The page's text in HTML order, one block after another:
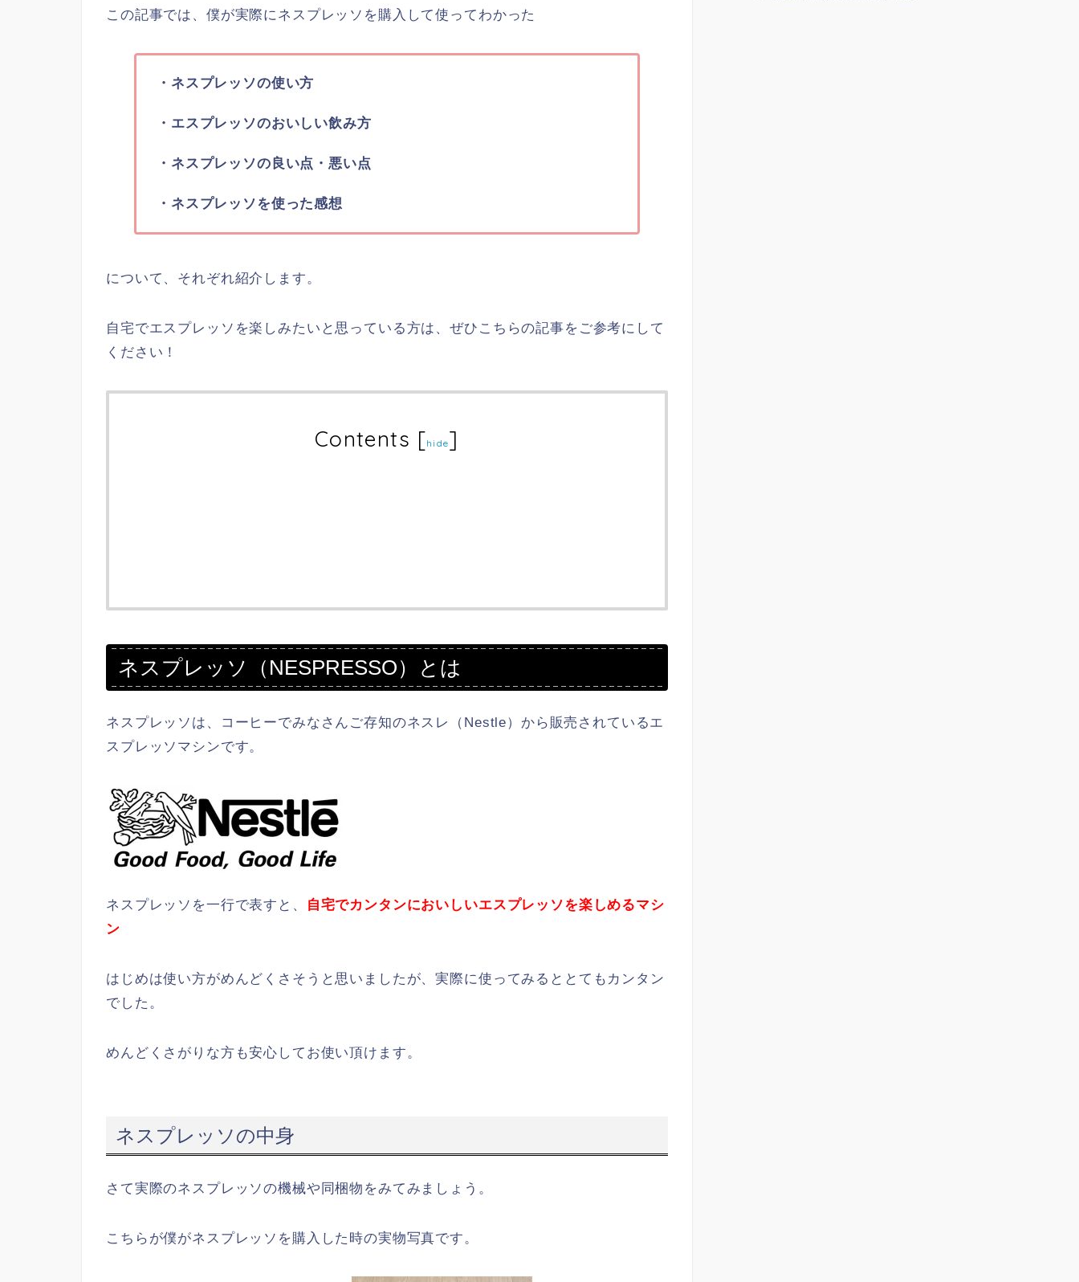
この記事では、僕が実際にネスプレッソを購入して使ってわかった
・ネスプレッソの使い方
・エスプレッソのおいしい飲み方
・ネスプレッソの良い点・悪い点
・ネスプレッソを使った感想
について、それぞれ紹介します。
自宅でエスプレッソを楽しみたいと思っている方は、ぜひこちらの記事をご参考にして
ください！
Contents [hide]
ネスプレッソ（NESPRESSO）とは
ネスプレッソは、コーヒーでみなさんご存知のネスレ（Nestle）から販売されているエ
スプレッソマシンです。
ネスプレッソを一行で表すと、
自宅でカンタンにおいしいエスプレッソを楽しめるマシ
ン
はじめは使い方がめんどくさそうと思いましたが、実際に使ってみるととてもカンタン
でした。
めんどくさがりな方も安心してお使い頂けます。
ネスプレッソの中身
さて実際のネスプレッソの機械や同梱物をみてみましょう。
こちらが僕がネスプレッソを購入した時の実物写真です。